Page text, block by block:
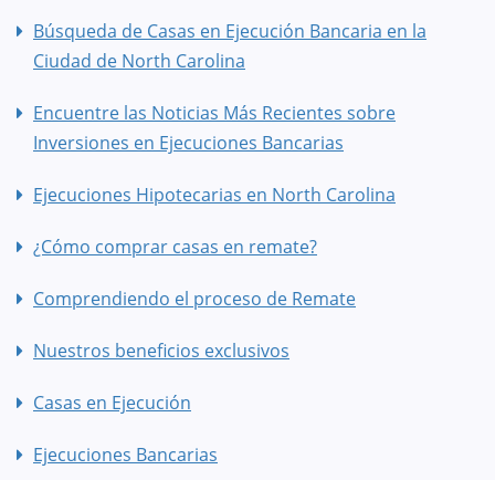
Búsqueda de Casas en Ejecución Bancaria en la
Ciudad de North Carolina
Encuentre las Noticias Más Recientes sobre
Inversiones en Ejecuciones Bancarias
Ejecuciones Hipotecarias en North Carolina
¿Cómo comprar casas en remate?
Comprendiendo el proceso de Remate
Nuestros beneficios exclusivos
Casas en Ejecución
Ejecuciones Bancarias